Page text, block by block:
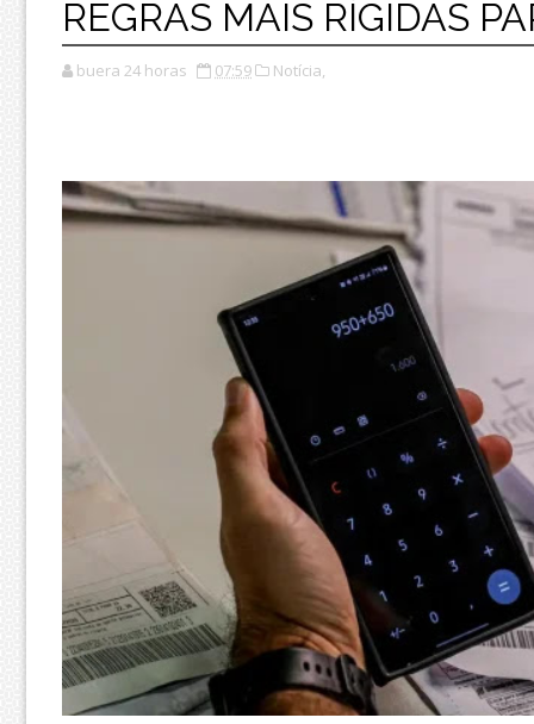
REGRAS MAIS RÍGIDAS
buera 24 horas 07:59 Notícia,